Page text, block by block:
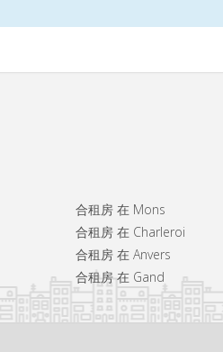
合租房 在 Mons
合租房 在 Charleroi
合租房 在 Anvers
合租房 在 Gand